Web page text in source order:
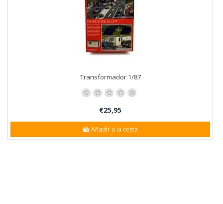
Transformador 1/87
€25,95
Añadir a la cesta